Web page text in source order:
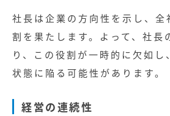
社長は企業の方向性を示し、全
割を果たします。よって、社長
り、この役割が一時的に欠如し
状態に陥る可能性があります。
経営の連続性